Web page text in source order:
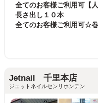
長さ出し１０本
全てのお客様ご利用可☆
Jetnail 千里本店
ジェットネイルセンリホンテン